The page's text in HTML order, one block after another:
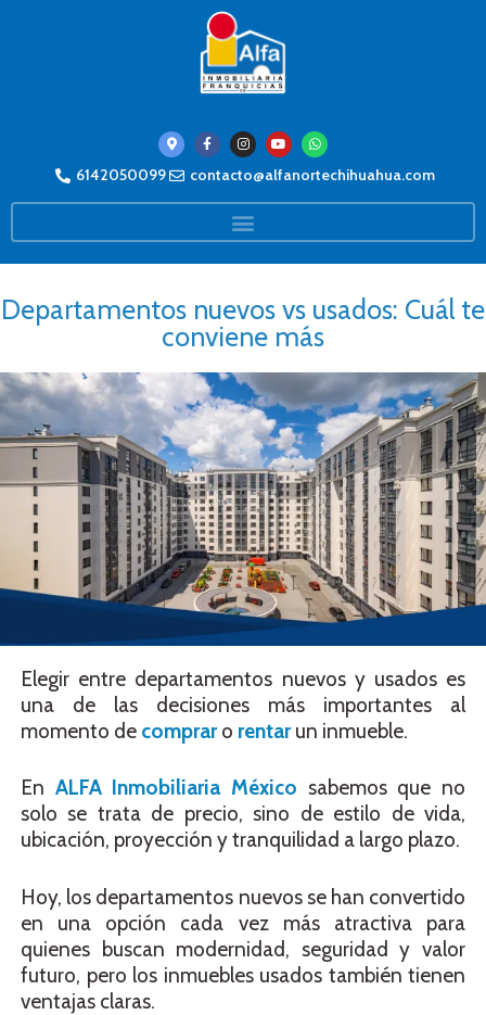
6142050099 contacto@alfanortechihuahua.com
Departamentos nuevos vs usados: Cuál te
conviene más
Elegir entre departamentos nuevos y usados es
una de las decisiones más importantes al
momento de compraro rentarun inmueble.
En ALFA Inmobiliaria México sabemos que no
solo se trata de precio, sino de estilo de vida,
ubicación, proyección y tranquilidad a largo plazo.
Hoy, los departamentos nuevos se han convertido
en una opción cada vez más atractiva para
quienes buscan modernidad, seguridad y valor
futuro, pero los inmuebles usados también tienen
ventajas claras.